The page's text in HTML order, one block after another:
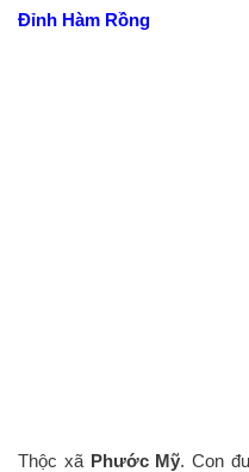
Đỉnh Hàm Rồng
Thộc xã Phước Mỹ. Con